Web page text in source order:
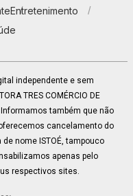
Entretenimento
independente e sem
TRES COMÉRCIO DE
Informamos também que não
cancelamento do
nome ISTOÉ, tampouco
apenas pelo
respectivos sites.